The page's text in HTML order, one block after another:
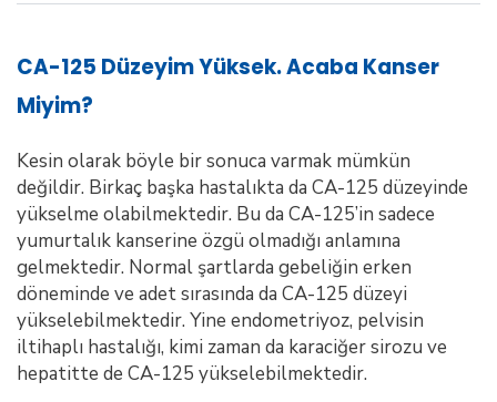
CA-125 Düzeyim Yüksek. Acaba Kanser
Miyim?
Kesin olarak böyle bir sonuca varmak mümkün
değildir. Birkaç başka hastalıkta da CA-125 düzeyinde
yükselme olabilmektedir. Bu da CA-125’in sadece
yumurtalık kanserine özgü olmadığı anlamına
gelmektedir. Normal şartlarda gebeliğin erken
döneminde ve adet sırasında da CA-125 düzeyi
yükselebilmektedir. Yine endometriyoz, pelvisin
iltihaplı hastalığı, kimi zaman da karaciğer sirozu ve
hepatitte de CA-125 yükselebilmektedir.